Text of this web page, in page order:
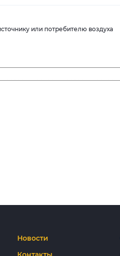
или потребителю воздуха
Новости